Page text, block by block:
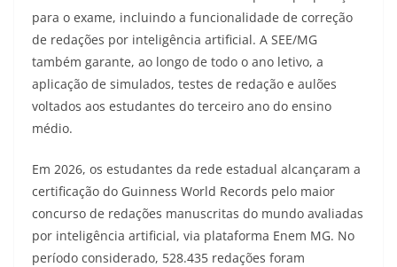
para o exame, incluindo a funcionalidade de correção
de redações por inteligência artificial. A SEE/MG
também garante, ao longo de todo o ano letivo, a
aplicação de simulados, testes de redação e aulões
voltados aos estudantes do terceiro ano do ensino
médio.
Em 2026, os estudantes da rede estadual alcançaram a
certificação do Guinness World Records pelo maior
concurso de redações manuscritas do mundo avaliadas
por inteligência artificial, via plataforma Enem MG. No
período considerado, 528.435 redações foram